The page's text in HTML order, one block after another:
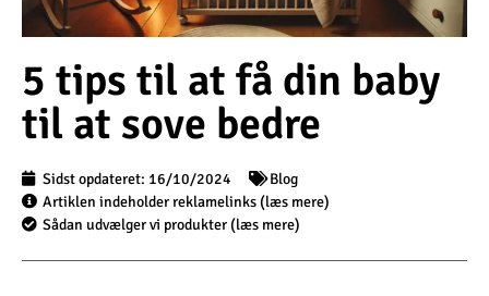
5 tips til at få din baby
til at sove bedre
Sidst opdateret: 16/10/2024
Blog
Artiklen indeholder reklamelinks (læs mere)
Sådan udvælger vi produkter (læs mere)